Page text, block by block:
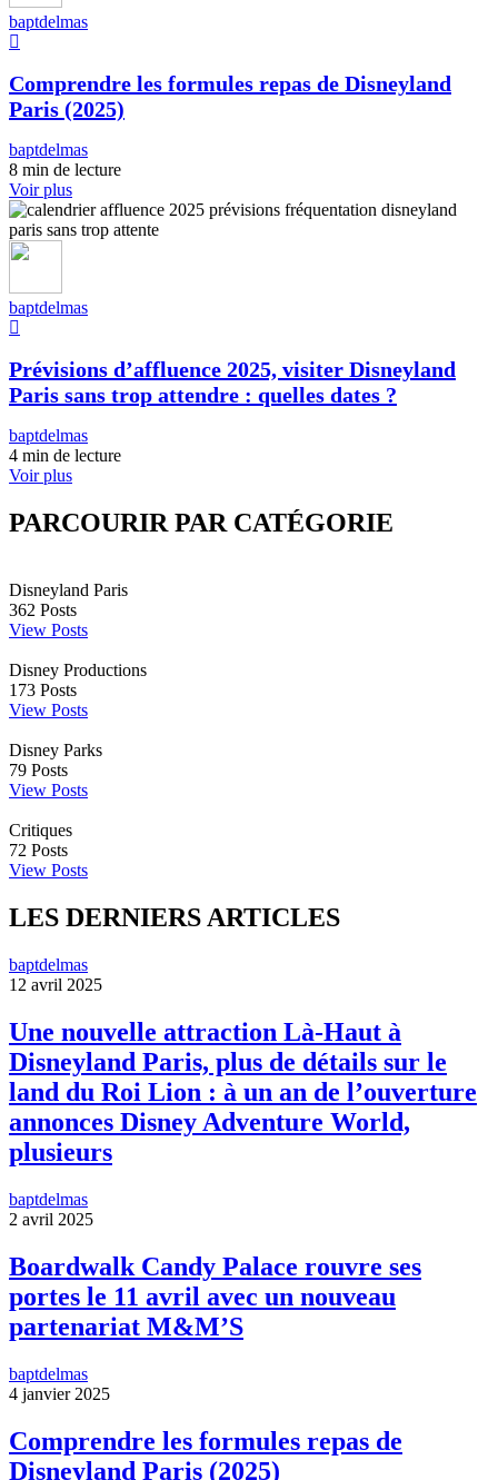
baptdelmas
Comprendre les formules repas de Disneyland
Paris (2025)
baptdelmas
8 min de lecture
Voir plus
baptdelmas
Prévisions d’affluence 2025, visiter Disneyland
Paris sans trop attendre : quelles dates ?
baptdelmas
4 min de lecture
Voir plus
PARCOURIR PAR CATÉGORIE
Disneyland Paris
362 Posts
View Posts
Disney Productions
173 Posts
View Posts
Disney Parks
79 Posts
View Posts
Critiques
72 Posts
View Posts
LES DERNIERS ARTICLES
baptdelmas
12 avril 2025
Une nouvelle attraction Là-Haut à
Disneyland Paris, plus de détails sur le
land du Roi Lion : à un an de l’ouverture
annonces Disney Adventure World,
plusieurs
baptdelmas
2 avril 2025
Boardwalk Candy Palace rouvre ses
portes le 11 avril avec un nouveau
partenariat M&M’S
baptdelmas
4 janvier 2025
Comprendre les formules repas de
Disneyland Paris (2025)